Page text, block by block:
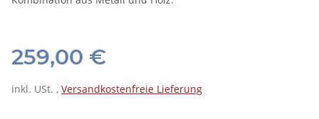
259,00 €
inkl. USt. , Versandkostenfreie Lieferung